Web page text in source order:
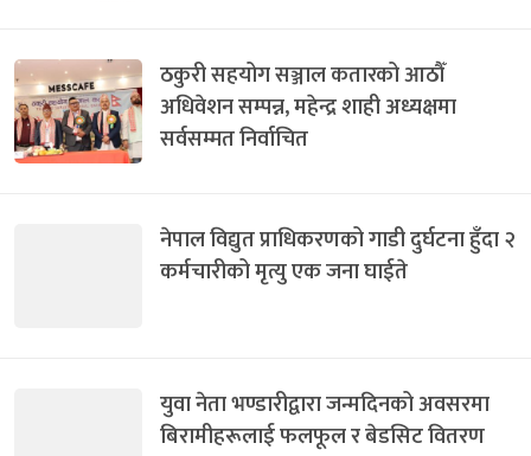
ठकुरी सहयोग सञ्जाल कतारको आठौँ
अधिवेशन सम्पन्न, महेन्द्र शाही अध्यक्षमा
सर्वसम्मत निर्वाचित
नेपाल विद्युत प्राधिकरणको गाडी दुर्घटना हुँदा २
कर्मचारीको मृत्यु एक जना घाईते
युवा नेता भण्डारीद्वारा जन्मदिनको अवसरमा
बिरामीहरूलाई फलफूल र बेडसिट वितरण